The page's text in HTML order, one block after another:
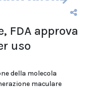
FDA approva
uso
della molecola
maculare